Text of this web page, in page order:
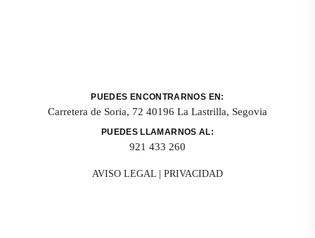
PUEDES ENCONTRARNOS EN:
Carretera de Soria, 72 40196 La Lastrilla, Segovia
PUEDES LLAMARNOS AL:
921 433 260
AVISO LEGAL PRIVACIDAD